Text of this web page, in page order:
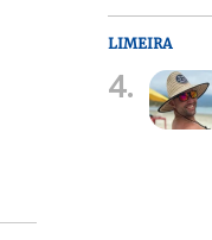
LIMEIRA
4.